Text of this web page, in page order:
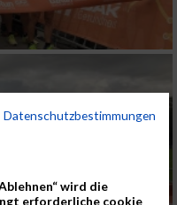
Datenschutzbestimmungen
wird die
erforderliche cookie